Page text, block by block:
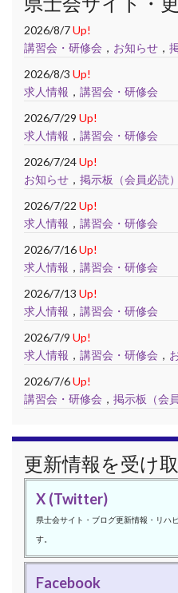
2026/8/7Up!
講習会・研修会 ， お知らせ ，
2026/8/3 Up!
求人情報 ， 講習会・研修会
2026/7/29 Up!
求人情報 ， 講習会・研修会
2026/7/24Up!
お知らせ ， 掲示板（会員必読）
2026/7/22 Up!
求人情報 ， 講習会・研修会
2026/7/16Up!
求人情報 ， 講習会・研修会
2026/7/13 Up!
求人情報 ， 講習会・研修会
2026/7/9 Up!
求人情報 ， 講習会・研修会 ，
2026/7/6Up!
講習会・研修会 ， 掲示板（会
更新情報を受け
X (Twitter)
県士会サイト・ブログ更新情報・リハ
す。
Facebook